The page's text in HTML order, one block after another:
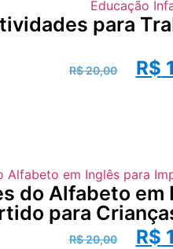
para
R$20,00 R$
do Alfabeto
para
R$20,00 R$